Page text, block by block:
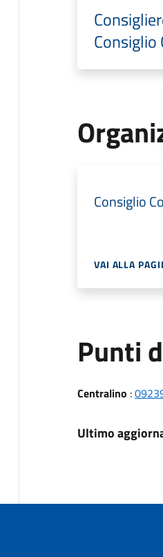
Consiglio
Consiglio
VAI ALLA
Punti
Centralino :
Ultimo